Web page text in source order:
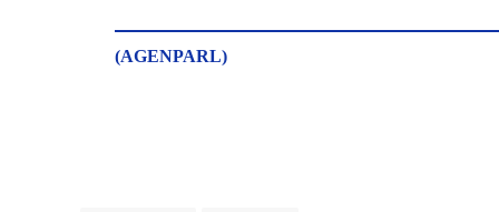
(AGENPARL)